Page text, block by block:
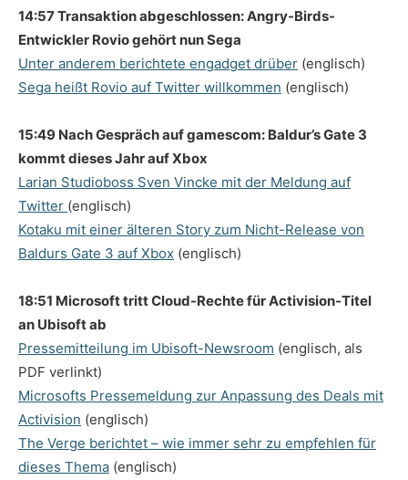
14:57 Transaktion abgeschlossen: Angry-Birds-
Entwickler Rovio gehört nun Sega
Unter anderem berichtete engadget drüber (englisch)
Sega heißt Rovio auf Twitter willkommen (englisch)
15:49 Nach Gespräch auf gamescom: Baldur’s Gate 3
kommt dieses Jahr auf Xbox
Larian Studioboss Sven Vincke mit der Meldung auf
Twitter (englisch)
Kotaku mit einer älteren Story zum Nicht-Release von
Baldurs Gate 3 auf Xbox (englisch)
18:51 Microsoft tritt Cloud-Rechte für Activision-Titel
an Ubisoft ab
Pressemitteilung im Ubisoft-Newsroom (englisch, als
PDF verlinkt)
Microsofts Pressemeldung zur Anpassung des Deals mit
Activision (englisch)
The Verge berichtet – wie immer sehr zu empfehlen für
dieses Thema (englisch)